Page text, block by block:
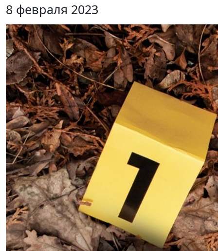
8 февраля 2023